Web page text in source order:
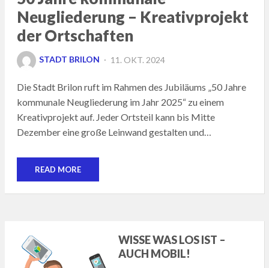
Neugliederung – Kreativprojekt
der Ortschaften
STADT BRILON
POSTED
11. OKT. 2024
Die Stadt Brilon ruft im Rahmen des Jubiläums „50 Jahre
kommunale Neugliederung im Jahr 2025“ zu einem
Kreativprojekt auf. Jeder Ortsteil kann bis Mitte
Dezember eine große Leinwand gestalten und…
READ MORE
WISSE WAS LOS IST –
AUCH MOBIL!